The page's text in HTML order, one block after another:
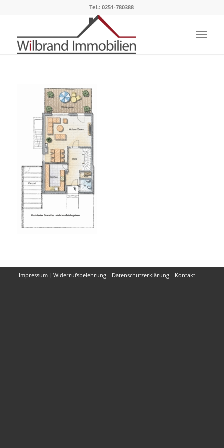
Tel.: 0251-780388
Impressum Widerrufsbelehrung Datenschutzerklärung Kontakt